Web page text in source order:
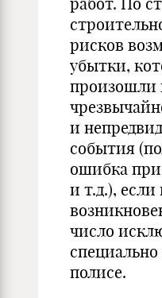
рисков
убытки,
произошли
и
события
ошибка при
и т.д.),
число
полисе.